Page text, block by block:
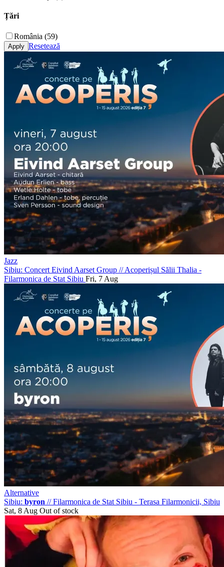
Țări
România (59)
Resetează
Jazz
Sibiu: Concert Eivind Aarset Group //Acoperișul Sălii Thalia -
Filarmonica de Stat Sibiu Fri, 7 Aug
Alternative
Sibiu: byron //Filarmonica de Stat Sibiu - Terasa Filarmonicii, Sibiu
Sat, 8 Aug Out of stock